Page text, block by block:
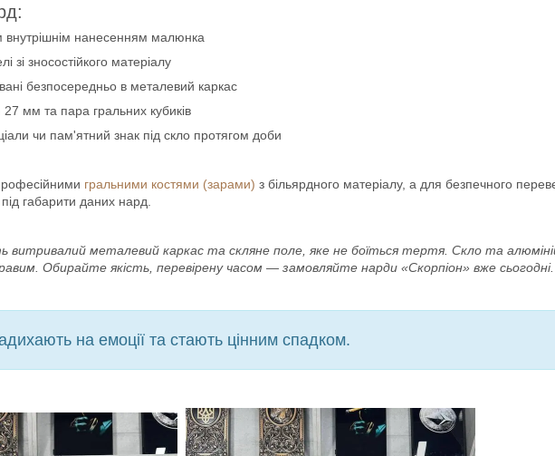
нанесенням малюнка
зі зносостійкого матеріалу
безпосередньо в металевий каркас
мм та пара гральних кубиків
чи пам'ятний знак під скло протягом доби
гральними костями (зарами) з більярдного матеріалу, а для безпечного
габарити даних нард.
витривалий металевий каркас та скляне поле, яке не боїться тертя. Скло та
Обирайте якість, перевірену часом — замовляйте нарди «Скорпіон» вже сьогодні.
на емоції та стають цінним спадком.